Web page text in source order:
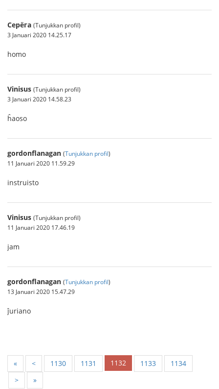
Серёга (Tunjukkan profil)
3 Januari 2020 14.25.17
homo
Vinisus (Tunjukkan profil)
3 Januari 2020 14.58.23
ĥaoso
gordonflanagan (Tunjukkan profil)
11 Januari 2020 11.59.29
instruisto
Vinisus (Tunjukkan profil)
11 Januari 2020 17.46.19
jam
gordonflanagan (Tunjukkan profil)
13 Januari 2020 15.47.29
ĵuriano
« < 1130 1131 1132 1133
1134
>
»